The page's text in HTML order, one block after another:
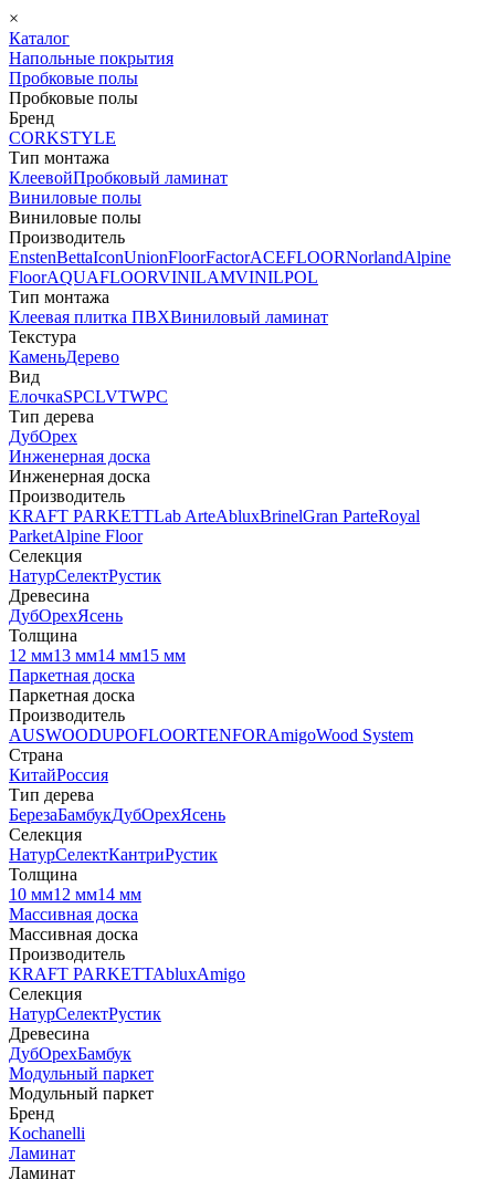
×
Каталог
Напольные покрытия
Пробковые полы
Пробковые полы
Бренд
CORKSTYLE
Тип монтажа
КлеевойПробковый ламинат
Виниловые полы
Виниловые полы
Производитель
EnstenBettaIconUnionFloorFactorACEFLOORNorlandAlpine
FloorAQUAFLOORVINILAMVINILPOL
Тип монтажа
Клеевая плитка ПВХВиниловый ламинат
Текстура
КаменьДерево
Вид
ЕлочкаSPCLVTWPC
Тип дерева
ДубОрех
Инженерная доска
Инженерная доска
Производитель
KRAFT PARKETTLab ArteAbluxBrinelGran ParteRoyal
ParketAlpine Floor
Селекция
НатурСелектРустик
Древесина
ДубОрехЯсень
Толщина
12 мм13 мм14 мм15 мм
Паркетная доска
Паркетная доска
Производитель
AUSWOODUPOFLOORTENFORAmigoWood System
Страна
КитайРоссия
Тип дерева
БерезаБамбукДубОрехЯсень
Селекция
НатурСелектКантриРустик
Толщина
10 мм12 мм14 мм
Массивная доска
Массивная доска
Производитель
KRAFT PARKETTAbluxAmigo
Селекция
НатурСелектРустик
Древесина
ДубОрехБамбук
Модульный паркет
Модульный паркет
Бренд
Kochanelli
Ламинат
Ламинат